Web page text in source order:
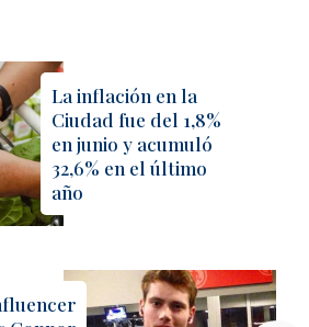
La inflación en la
Ciudad fue del 1,8%
en junio y acumuló
32,6% en el último
año